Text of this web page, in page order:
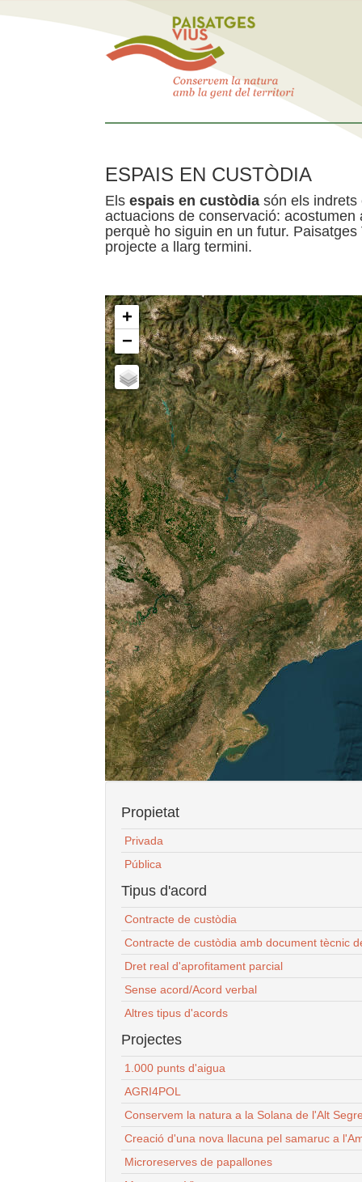
ESPAIS EN CUSTÒDIA
Els espais en custòdia són els indrets
actuacions de conservació:
perquè ho siguin en un futur.
projecte a llarg termini.
+
−
Propietat
Privada
Pública
Tipus d'acord
Contracte de custòdia
Contracte de custòdia amb document tècnic
Dret real d'aprofitament parcial
Sense acord/Acord verbal
Altres tipus d'acords
Projectes
1.000 punts d'aigua
AGRI4POL
Conservem la natura a la Solana de l'Alt
Creació d'una nova llacuna pel samaruc a
Microreserves de papallones